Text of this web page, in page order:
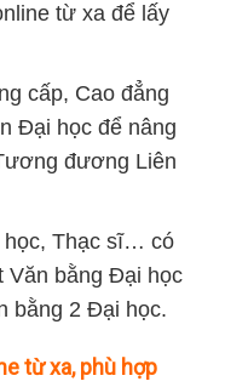
từ xa để lấy
cấp, Cao đẳng
Đại học để nâng
đương Liên
học, Thạc sĩ… có
Văn bằng Đại học
bằng 2 Đại học.
từ xa, phù hợp